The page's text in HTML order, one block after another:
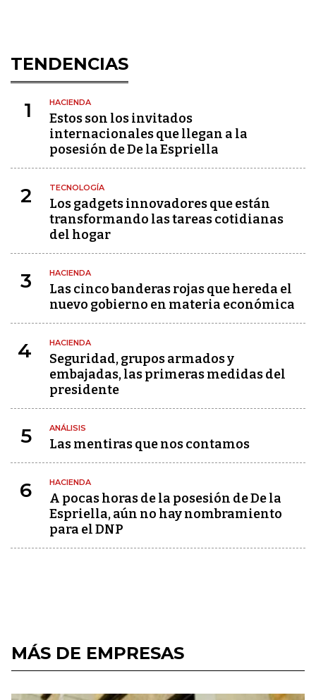
TENDENCIAS
1 HACIENDA
Estos son los invitados
internacionales que llegan a la
posesión de De la Espriella
2 TECNOLOGÍA
Los gadgets innovadores que están
transformando las tareas cotidianas
del hogar
3 HACIENDA
Las cinco banderas rojas que hereda el
nuevo gobierno en materia económica
4 HACIENDA
Seguridad, grupos armados y
embajadas, las primeras medidas del
presidente
5 ANÁLISIS
Las mentiras que nos contamos
6 HACIENDA
A pocas horas de la posesión de De la
Espriella, aún no hay nombramiento
para el DNP
MÁS DE EMPRESAS